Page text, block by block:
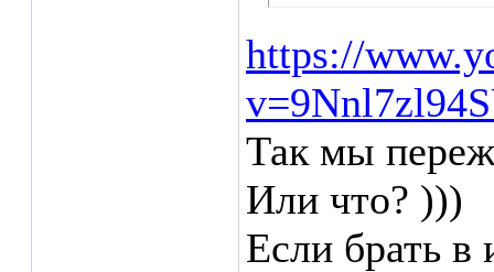
https://
Так мы
Или что? )))
Если брать в